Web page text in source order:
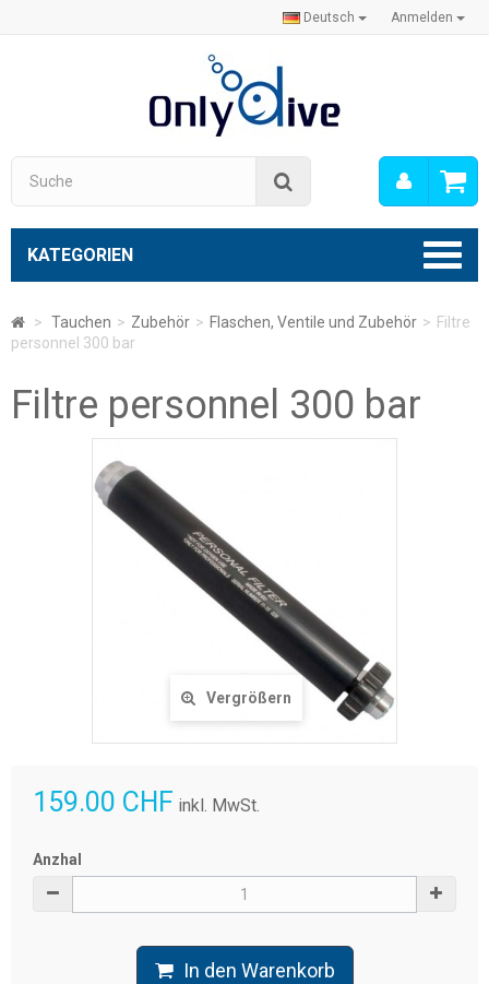
Anmelden
Deutsch
Mein
Konto
KATEGORIEN
> Tauchen > Zubehör > Flaschen, Ventile und Zubehör > Filtre
personnel 300 bar
Filtre personnel 300 bar
Vergrößern
159.00 CHF inkl. MwSt.
Anzhal
In den Warenkorb